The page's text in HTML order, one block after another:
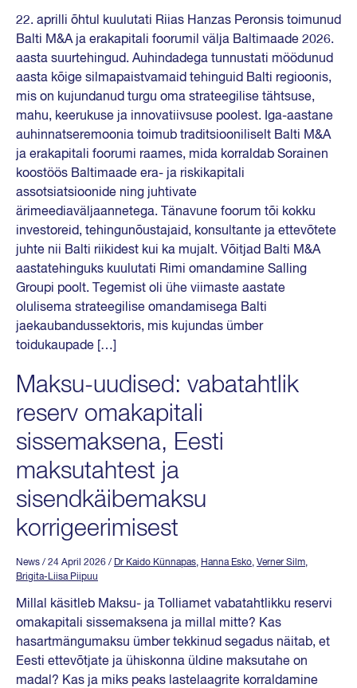
22. aprilli õhtul kuulutati Riias Hanzas Peronsis toimunud
Balti M&A ja erakapitali foorumil välja Baltimaade 2026.
aasta suurtehingud. Auhindadega tunnustati möödunud
aasta kõige silmapaistvamaid tehinguid Balti regioonis,
mis on kujundanud turgu oma strateegilise tähtsuse,
mahu, keerukuse ja innovatiivsuse poolest. Iga-aastane
auhinnatseremoonia toimub traditsiooniliselt Balti M&A
ja erakapitali foorumi raames, mida korraldab Sorainen
koostöös Baltimaade era- ja riskikapitali
assotsiatsioonide ning juhtivate
ärimeediaväljaannetega. Tänavune foorum tõi kokku
investoreid, tehingunõustajaid, konsultante ja ettevõtete
juhte nii Balti riikidest kui ka mujalt. Võitjad Balti M&A
aastatehinguks kuulutati Rimi omandamine Salling
Groupi poolt. Tegemist oli ühe viimaste aastate
olulisema strateegilise omandamisega Balti
jaekaubandussektoris, mis kujundas ümber
toidukaupade […]
Maksu-uudised: vabatahtlik
reserv omakapitali
sissemaksena, Eesti
maksutahtest ja
sisendkäibemaksu
korrigeerimisest
News / 24 April 2026 / Dr Kaido Künnapas, Hanna Esko, Verner Silm,
Brigita-Liisa Piipuu
Millal käsitleb Maksu- ja Tolliamet vabatahtlikku reservi
omakapitali sissemaksena ja millal mitte? Kas
hasartmängumaksu ümber tekkinud segadus näitab, et
Eesti ettevõtjate ja ühiskonna üldine maksutahe on
madal? Kas ja miks peaks lastelaagrite korraldamine